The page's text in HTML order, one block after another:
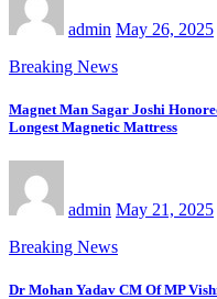
admin May 26, 2025
Breaking News
Magnet Man Sagar Joshi
Longest Magnetic Mattress
admin May 21, 2025
Breaking News
Dr Mohan Yadav CM Of MP